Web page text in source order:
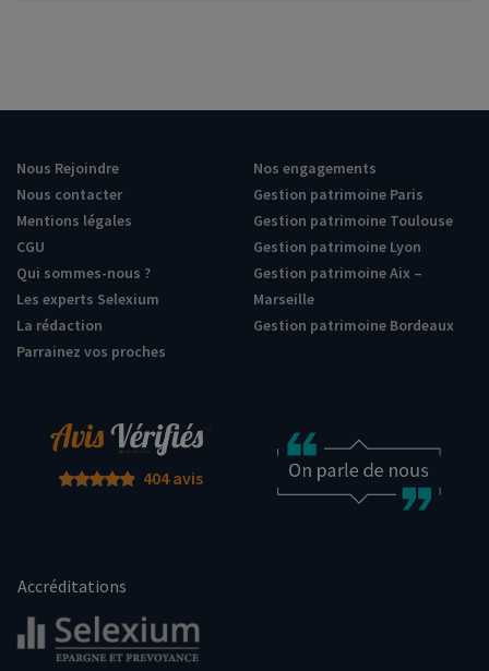
Nous Rejoindre
Nous contacter
Mentions légales
CGU
Qui sommes-nous ?
Les experts Selexium
La rédaction
Parrainez vos proches
Nos engagements
Gestion patrimoine Paris
Gestion patrimoine Toulouse
Gestion patrimoine Lyon
Gestion patrimoine Aix –
Marseille
Gestion patrimoine Bordeaux
404 avis
Accréditations